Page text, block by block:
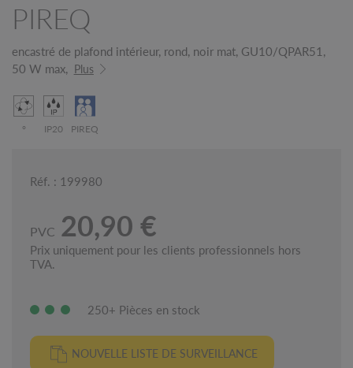
PIREQ
encastré de plafond intérieur, rond, noir mat, GU10/QPAR51,
50 W max,
Plus
° IP20 PIREQ
Réf. : 199980
PVC 20,90 €
Prix uniquement pour les clients professionnels hors
TVA.
250+ Pièces en stock
NOUVELLE LISTE DE SURVEILLANCE